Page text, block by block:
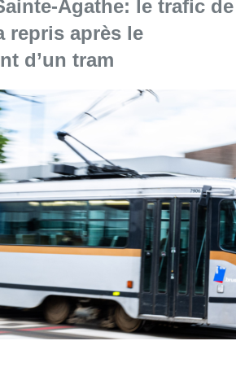
Agathe: le trafic de
repris après le
d’un tram